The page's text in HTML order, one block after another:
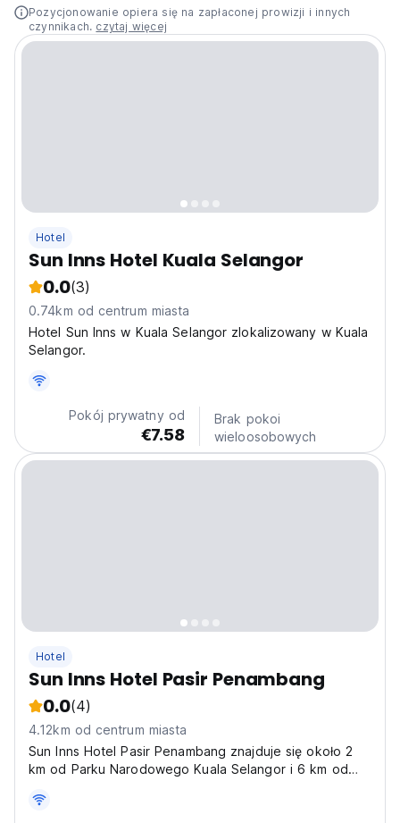
Pozycjonowanie opiera się na zapłaconej prowizji i innych
czynnikach. czytaj więcej
Hotel
Sun Inns Hotel Kuala Selangor
0.0(3)
0.74km od centrum miasta
Hotel Sun Inns w Kuala Selangor zlokalizowany w Kuala
Selangor.
Pokój prywatny od
€7.58
Brak pokoi
wieloosobowych
Hotel
Sun Inns Hotel Pasir Penambang
0.0(4)
4.12km od centrum miasta
Sun Inns Hotel Pasir Penambang znajduje się około 2
km od Parku Narodowego Kuala Selangor i 6 km od
w cenie.